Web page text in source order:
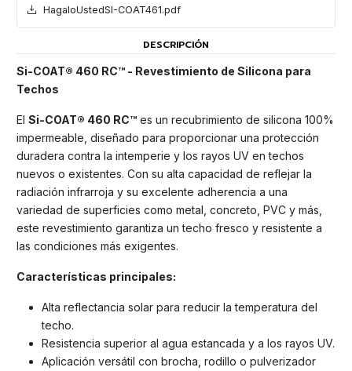
HagaloUstedSI-COAT461.pdf
DESCRIPCIÓN
Si-COAT® 460 RC™ - Revestimiento de Silicona para
Techos
El Si-COAT® 460 RC™ es un recubrimiento de silicona 100%
impermeable, diseñado para proporcionar una protección
duradera contra la intemperie y los rayos UV en techos
nuevos o existentes. Con su alta capacidad de reflejar la
radiación infrarroja y su excelente adherencia a una
variedad de superficies como metal, concreto, PVC y más,
este revestimiento garantiza un techo fresco y resistente a
las condiciones más exigentes.
Características principales:
Alta reflectancia solar para reducir la temperatura del
techo.
Resistencia superior al agua estancada y a los rayos UV.
Aplicación versátil con brocha, rodillo o pulverizador